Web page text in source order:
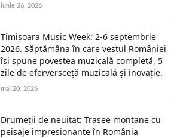
iunie 26, 2026
Timișoara Music Week: 2-6 septembrie
2026. Săptămâna în care vestul României
își spune povestea muzicală completă, 5
zile de eferversceță muzicală și inovație.
mai 20, 2026
Drumeții de neuitat: Trasee montane cu
peisaje impresionante în România